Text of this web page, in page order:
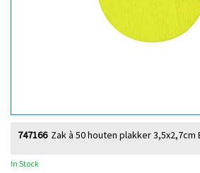
Zak à 50 houten plakker
747166
In Stock